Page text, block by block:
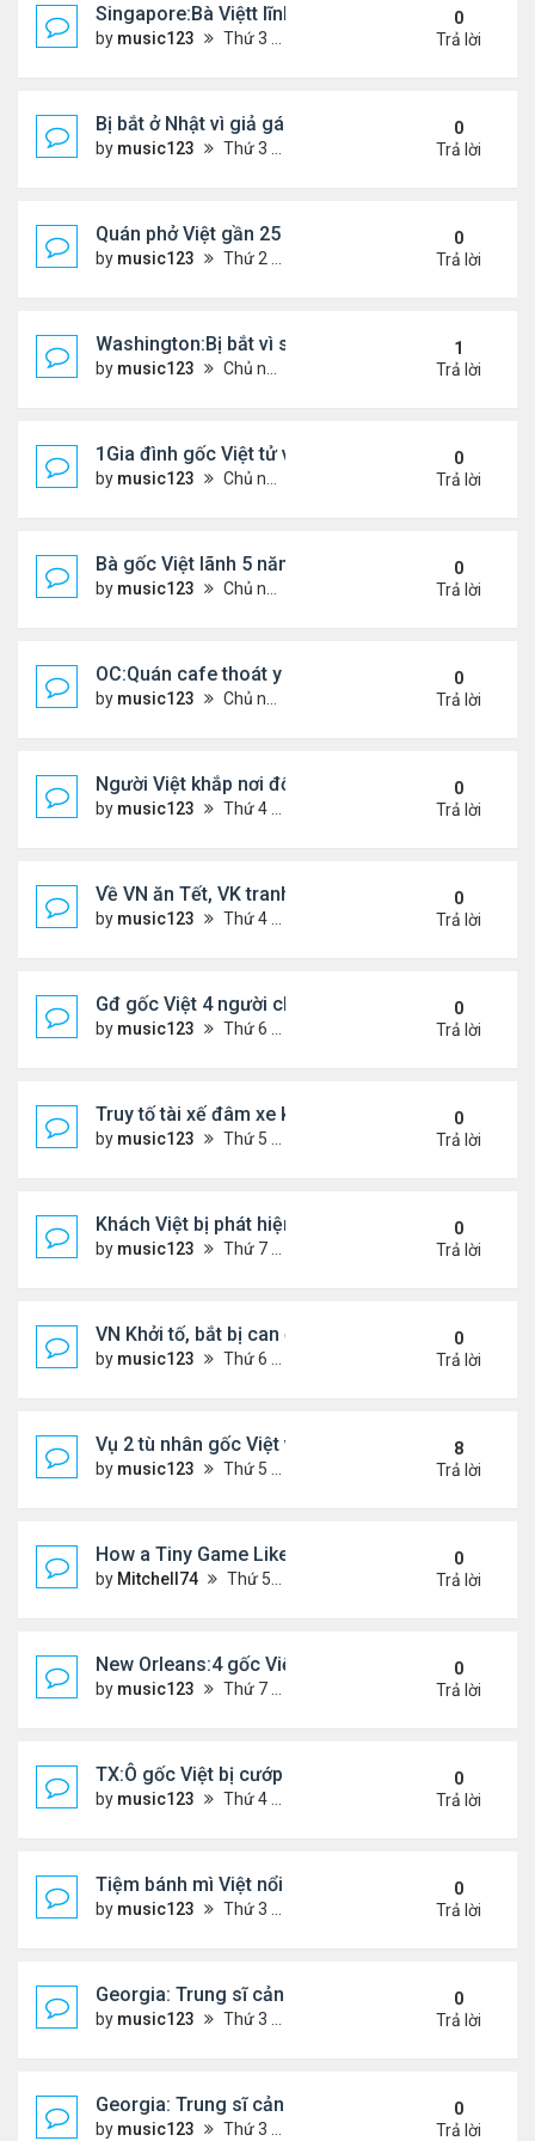
Singapore:Bà Việtt lĩnh án tù vì tội đa phu
by music123 Thứ 3 Tháng 3 03, 2026 5:39 pm
0
Trả lời
Bị bắt ở Nhật vì giả gái lừa 28 đàn ông...
by music123 Thứ 3 Tháng 3 03, 2026 5:36 pm
0
Trả lời
Quán phở Việt gần 25 năm giữ chân thực khách
by music123 Thứ 2 Tháng 3 02, 2026 3:52 pm
0
Trả lời
Washington:Bị bắt vì sát hại mẹ ruột
by music123 Chủ nhật Tháng 3 01, 2026 6:24 pm
1
Trả lời
1Gia đình gốc Việt tử vong ở Mỹ
by music123 Chủ nhật Tháng 3 01, 2026 6:26 pm
0
Trả lời
Bà gốc Việt lãnh 5 năm tù vì đe dọa đánh bom
by music123 Chủ nhật Tháng 2 22, 2026 5:53 pm
0
Trả lời
OC:Quán cafe thoát y của gốc Việt bị Cảnh sát
by music123 Chủ nhật Tháng 2 22, 2026 5:45 pm
0
Trả lời
Người Việt khắp nơi đổ về chợ hoa Phước Lộc Thọ
by music123 Thứ 4 Tháng 2 11, 2026 7:58 pm
0
Trả lời
Về VN ăn Tết, VK tranh thủ làm đẹp, chữa hiếm
by music123 Thứ 4 Tháng 2 11, 2026 7:47 pm
0
Trả lời
Gđ gốc Việt 4 người chết ở Canada năm 2023...
by music123 Thứ 6 Tháng 2 06, 2026 6:09 pm
0
Trả lời
Truy tố tài xế đâm xe khiến hai anh em song sinh
by music123 Thứ 5 Tháng 2 05, 2026 7:04 pm
0
Trả lời
Khách Việt bị phát hiện giấu hạt giống rau trong
by music123 Thứ 7 Tháng 1 31, 2026 3:54 pm
0
Trả lời
VN Khởi tố, bắt bị can để tạm giam đối với
by music123 Thứ 6 Tháng 1 30, 2026 7:20 am
0
Trả lời
Vụ 2 tù nhân gốc Việt vượt ngục ly kỳ
by music123 Thứ 5 Tháng 1 29, 2026 6:49 pm
8
Trả lời
How a Tiny Game Like Eggy Car Turned My Chill
by Mitchell74 Thứ 5 Tháng 1 29, 2026 12:18 am
0
Trả lời
New Orleans:4 gốc Việt bị bắt vì buôn bán 400
by music123 Thứ 7 Tháng 1 24, 2026 5:06 pm
0
Trả lời
TX:Ô gốc Việt bị cướp sát hại khi bán hàng qua
by music123 Thứ 4 Tháng 1 21, 2026 7:08 pm
0
Trả lời
Tiệm bánh mì Việt nổi tiếng ở Australia đóng cửa
by music123 Thứ 3 Tháng 1 20, 2026 3:10 pm
0
Trả lời
Georgia: Trung sĩ cảnh sát gốc Việt, qua đời ở tuổi
by music123 Thứ 3 Tháng 1 20, 2026 2:48 pm
0
Trả lời
Georgia: Trung sĩ cảnh sát gốc Việt, qua đời ở tuổi
by music123 Thứ 3 Tháng 1 20, 2026 2:47 pm
0
Trả lời